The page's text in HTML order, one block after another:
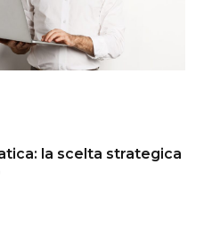
la scelta strategica